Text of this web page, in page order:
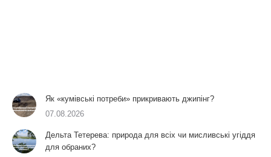
Як «кумівські потреби» прикривають джипінг?
07.08.2026
Дельта Тетерева: природа для всіх чи мисливські угіддя
для обраних?